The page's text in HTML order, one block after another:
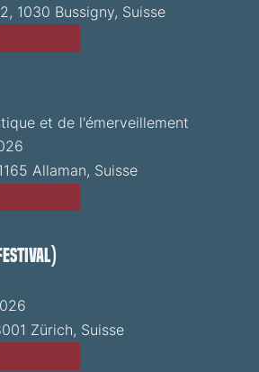
1030 Bussigny, Suisse
et de l'émerveillement
Allaman, Suisse
Zürich, Suisse